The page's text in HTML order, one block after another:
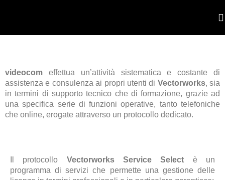
videocom effettua un’attività sistematica e costante di
assistenza e consulenza ai propri utenti di Vectorworks, sia
in termini di supporto tecnico che di formazione, grazie ad
una specifica serie di funzioni operative, tanto telefoniche
che online, erogate attraverso un protocollo dedicato.
Il protocollo Vectorworks Service Select è un
programma di servizi che permette una gestione delle